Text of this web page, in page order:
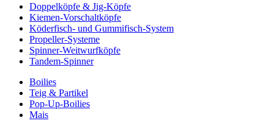
Doppelköpfe & Jig-Köpfe
Kiemen-Vorschaltköpfe
Köderfisch- und Gummifisch-System
Propeller-Systeme
Spinner-Weitwurfköpfe
Tandem-Spinner
Boilies
Teig & Partikel
Pop-Up-Boilies
Mais